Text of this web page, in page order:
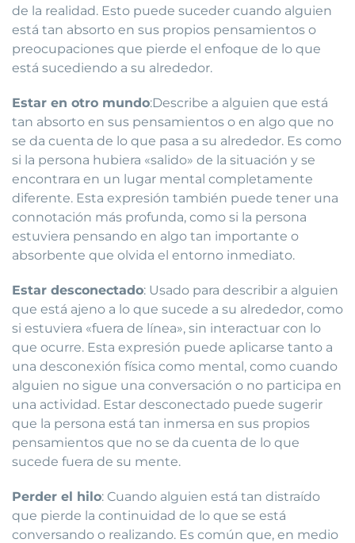
de la realidad. Esto puede suceder cuando alguien
está tan absorto en sus propios pensamientos o
preocupaciones que pierde el enfoque de lo que
está sucediendo a su alrededor.
Estar en otro mundo:Describe a alguien que está
tan absorto en sus pensamientos o en algo que no
se da cuenta de lo que pasa a su alrededor. Es como
si la persona hubiera «salido» de la situación y se
encontrara en un lugar mental completamente
diferente. Esta expresión también puede tener una
connotación más profunda, como si la persona
estuviera pensando en algo tan importante o
absorbente que olvida el entorno inmediato.
Estar desconectado: Usado para describir a alguien
que está ajeno a lo que sucede a su alrededor, como
si estuviera «fuera de línea», sin interactuar con lo
que ocurre. Esta expresión puede aplicarse tanto a
una desconexión física como mental, como cuando
alguien no sigue una conversación o no participa en
una actividad. Estar desconectado puede sugerir
que la persona está tan inmersa en sus propios
pensamientos que no se da cuenta de lo que
sucede fuera de su mente.
Perder el hilo: Cuando alguien está tan distraído
que pierde la continuidad de lo que se está
conversando o realizando. Es común que, en medio